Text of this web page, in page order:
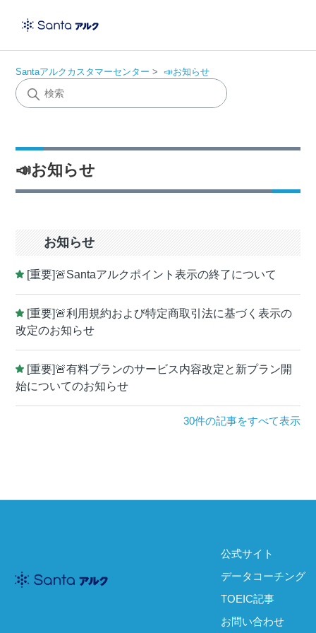
Santaアルクカスタマーセンター 📣お知らせ
📣お知らせ
お知らせ
[重要]🚨Santaアルクポイント表示の終了について
[重要]🚨利用規約および特定商取引法に基づく表示の
改定のお知らせ
[重要]🚨有料プランのサービス内容改定と新プラン開
始についてのお知らせ
30件の記事をすべて表示
公式サイト
データコーチング
TOEIC記事
お問い合わせ